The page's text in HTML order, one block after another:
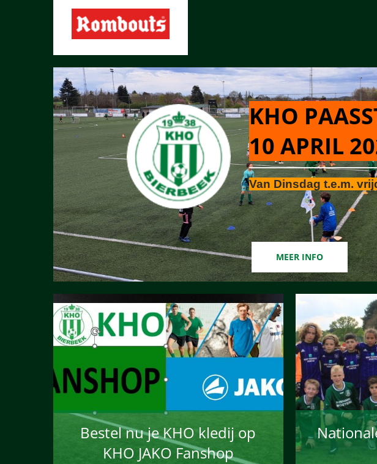
KHO
10 APRIL
Van Dinsdag t.e.m.
MEER INFO
Bestel nu je KHO kledij op
KHO JAKO Fanshop